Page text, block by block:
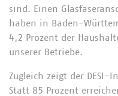
sind. Einen
haben in Baden-
4,2 Prozent der
unserer Betriebe.
Zugleich zeigt der DESI-
Statt 85 Prozent